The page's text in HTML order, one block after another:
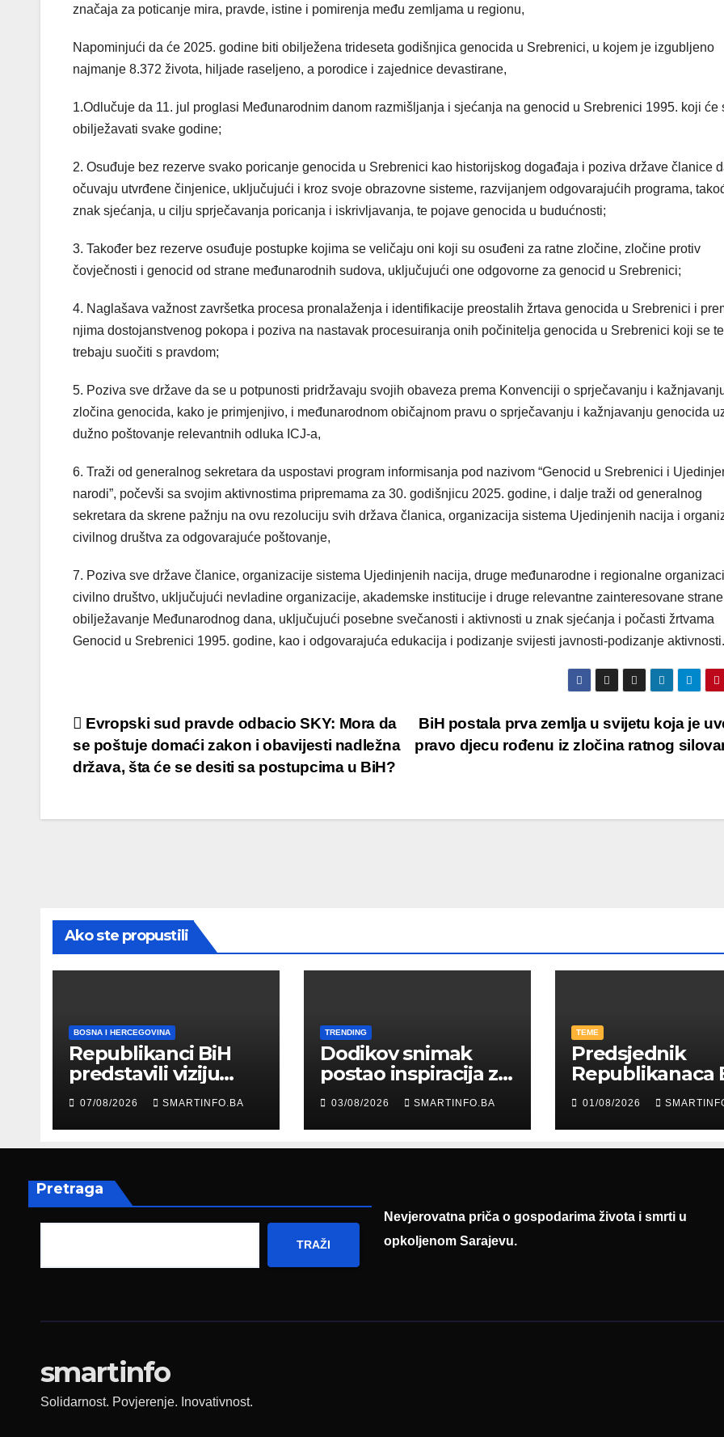
značaja za poticanje mira, pravde, istine i pomirenja među zemljama u regionu,
Napominjući da će 2025. godine biti obilježena trideseta godišnjica genocida u Srebrenici, u kojem je izgubljeno
najmanje 8.372 života, hiljade raseljeno, a porodice i zajednice devastirane,
1.Odlučuje da 11. jul proglasi Međunarodnim danom razmišljanja i sjećanja na genocid u Srebrenici 1995. koji će
obilježavati svake godine;
2. Osuđuje bez rezerve svako poricanje genocida u Srebrenici kao historijskog događaja i poziva države članice
očuvaju utvrđene činjenice, uključujući i kroz svoje obrazovne sisteme, razvijanjem odgovarajućih programa,
znak sjećanja, u cilju sprječavanja poricanja i iskrivljavanja, te pojave genocida u budućnosti;
3. Također bez rezerve osuđuje postupke kojima se veličaju oni koji su osuđeni za ratne zločine, zločine protiv
čovječnosti i genocid od strane međunarodnih sudova, uključujući one odgovorne za genocid u Srebrenici;
4. Naglašava važnost završetka procesa pronalaženja i identifikacije preostalih žrtava genocida u Srebrenici i
njima dostojanstvenog pokopa i poziva na nastavak procesuiranja onih počinitelja genocida u Srebrenici koji se
trebaju suočiti s pravdom;
5. Poziva sve države da se u potpunosti pridržavaju svojih obaveza prema Konvenciji o sprječavanju i
zločina genocida, kako je primjenjivo, i međunarodnom običajnom pravu o sprječavanju i kažnjavanju genocida
dužno poštovanje relevantnih odluka ICJ-a,
6. Traži od generalnog sekretara da uspostavi program informisanja pod nazivom “Genocid u Srebrenici i
narodi”, počevši sa svojim aktivnostima pripremama za 30. godišnjicu 2025. godine, i dalje traži od generalnog
sekretara da skrene pažnju na ovu rezoluciju svih država članica, organizacija sistema Ujedinjenih nacija i
civilnog društva za odgovarajuće poštovanje,
7. Poziva sve države članice, organizacije sistema Ujedinjenih nacija, druge međunarodne i regionalne
civilno društvo, uključujući nevladine organizacije, akademske institucije i druge relevantne zainteresovane
obilježavanje Međunarodnog dana, uključujući posebne svečanosti i aktivnosti u znak sjećanja i počasti žrtvama
Genocid u Srebrenici 1995. godine, kao i odgovarajuća edukacija i podizanje svijesti javnosti-podizanje aktivnosti.
Post
navigation
BiH postala prva zemlja u svijetu koja je
pravo djecu rođenu iz zločina ratnog
Evropski sud pravde odbacio SKY: Mora da
se poštuje domaći zakon i obavijesti nadležna
država, šta će se desiti sa postupcima u BiH?
Ako ste propustili
BOSNA I HERCEGOVINA
Republikanci BiH
predstavili viziju
moderne Bosne i
Hercegovine
ambasadoru
Njemačke
07/08/2026 SMARTINFO.BA
TRENDING
Dodikov snimak
postao inspiracija za
šale: Građani kroz
parodiju poslali
poruku
03/08/2026 SMARTINFO.BA
TEME
Predsjednik
Republikanaca
Edin Garaplija
prisustvovao
prezentaciji
Federalnog
01/08/2026
Pretraga
TRAŽI
Nevjerovatna priča o gospodarima života i smrti u
opkoljenom Sarajevu.
smartinfo
Solidarnost. Povjerenje. Inovativnost.